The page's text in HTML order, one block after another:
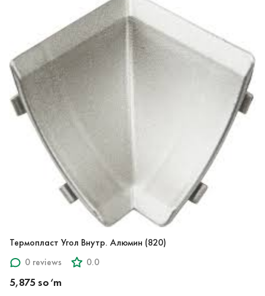
Термопласт Угол Внутр. Алюмин (820)
0 reviews
0.0
5,875 so‘m